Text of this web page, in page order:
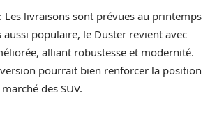
: Les livraisons sont prévues au printemps
aussi populaire, le Duster revient avec
alliant robustesse et modernité.
pourrait bien renforcer la position
des SUV.